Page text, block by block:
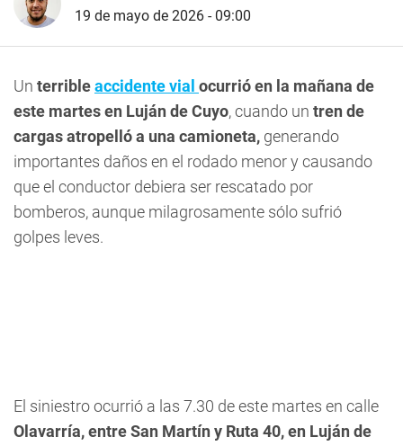
19 de mayo de 2026 - 09:00
Un terribleaccidente vial ocurrió en la mañana de
este martes en Luján de Cuyo, cuando un tren de
cargas atropelló a una camioneta, generando
importantes daños en el rodado menor y causando
que el conductor debiera ser rescatado por
bomberos, aunque milagrosamente sólo sufrió
golpes leves.
El siniestro ocurrió a las 7.30 de este martes en calle
Olavarría, entre San Martín y Ruta 40, en Luján de